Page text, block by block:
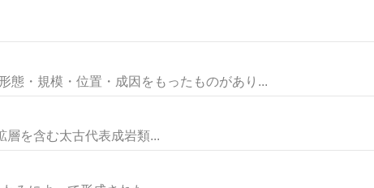
態・規模・位置・成因をもったものがあり...
層を含む太古代表成岩類...